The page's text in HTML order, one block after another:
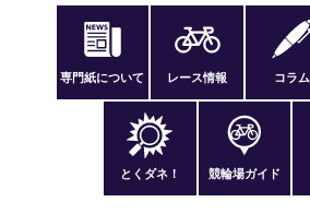
専門紙について レース情報 コラム
とくダネ！ 競輪場ガイド